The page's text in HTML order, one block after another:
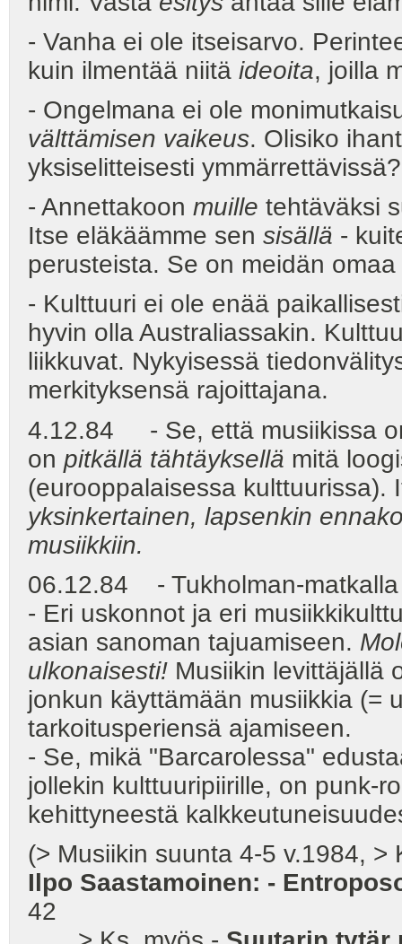
- Vanha ei ole itseisarvo.
kuin ilmentää niitä ideoita, joilla
- Ongelmana ei ole
välttämisen vaikeus. Olisiko
yksiselitteisesti ymmärrettävissä?
- Annettakoon muille tehtäväksi
Itse eläkäämme sen sisällä -
perusteista. Se on meidän
- Kulttuuri ei ole enää
hyvin olla Australiassakin.
liikkuvat. Nykyisessä
merkityksensä rajoittajana.
4.12.84 - Se, että musiikissa
on pitkällä tähtäyksellä mitä
(eurooppalaisessa
yksinkertainen, lapsenkin
musiikkiin.
06.12.84 - Tukholman-matkalla
- Eri uskonnot ja eri
asian sanoman tajuamiseen.
ulkonaisesti! Musiikin levittäjällä
jonkun käyttämään musiikkia (=
tarkoitusperiensä ajamiseen.
- Se, mikä "Barcarolessa"
jollekin kulttuuripiirille, on punk-
kehittyneestä
(> Musiikin suunta 4-5 v.1984, >
Ilpo Saastamoinen: -
42